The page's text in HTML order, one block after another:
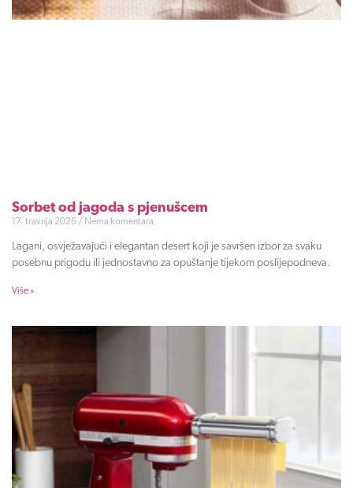
Sorbet od jagoda s pjenušcem
17. travnja 2026 Nema komentara
Lagani, osvježavajući i elegantan desert koji je savršen izbor za svaku
posebnu prigodu ili jednostavno za opuštanje tijekom poslijepodneva.
Više »